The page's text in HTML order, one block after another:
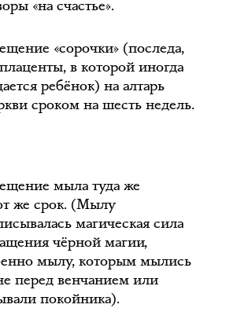
«на счастье».
«сорочки» (последа,
в которой иногда
ребёнок) на алтарь
сроком на шесть недель.
мыла туда же
же срок. (Мылу
магическая сила
чёрной магии,
мылу, которым мылись
перед венчанием или
покойника).